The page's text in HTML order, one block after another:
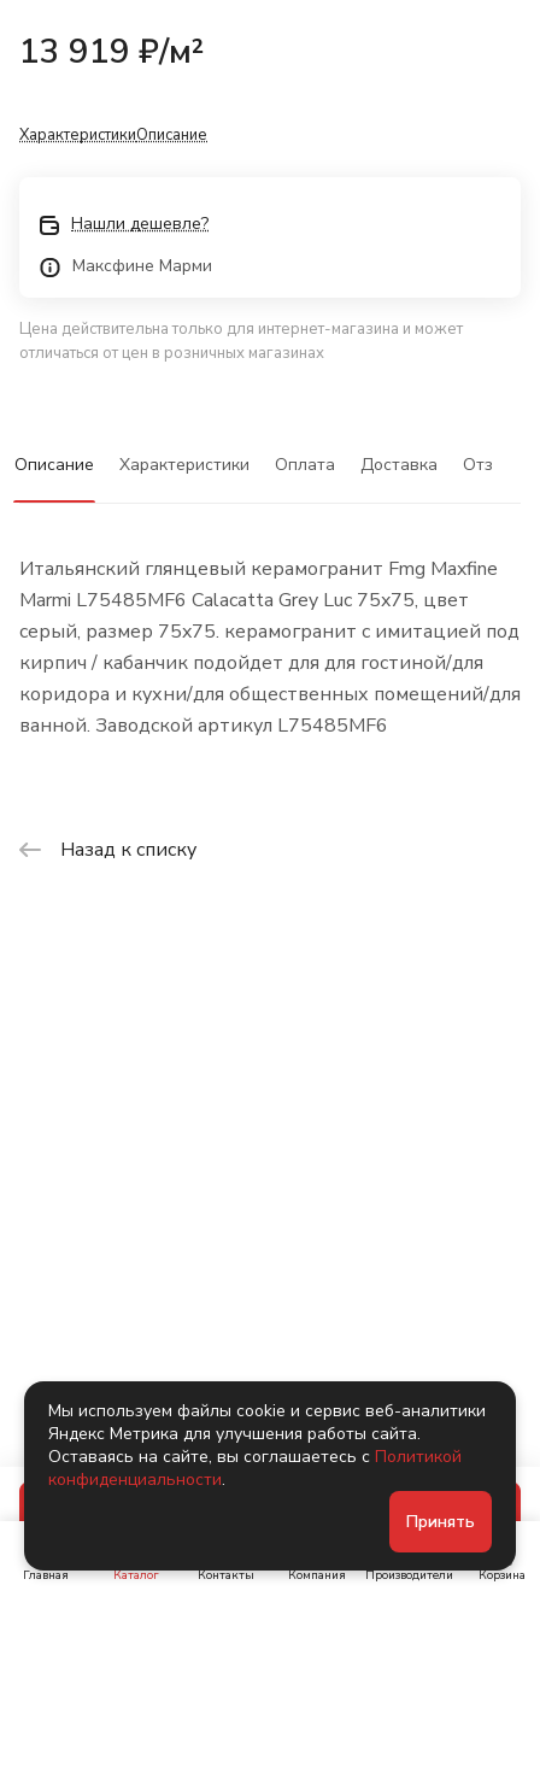
13 919 ₽/м²
ХарактеристикиОписание
Нашли дешевле?
Максфине Марми
Цена действительна только для интернет-магазина и может
отличаться от цен в розничных магазинах
Описание Характеристики Оплата Доставка Отзывы
Итальянский глянцевый керамогранит Fmg Maxfine
Marmi L75485MF6 Calacatta Grey Luc 75x75, цвет
серый, размер 75x75. керамогранит с имитацией под
кирпич / кабанчик подойдет для для гостиной/для
коридора и кухни/для общественных помещений/для
ванной. Заводской артикул L75485MF6
Назад к списку
Главная Каталог Контакты Компания Производители Корзина
Мы используем файлы cookie и сервис веб-аналитики
Яндекс Метрика для улучшения работы сайта.
Оставаясь на сайте, вы соглашаетесь с Политикой
конфиденциальности.
Принять